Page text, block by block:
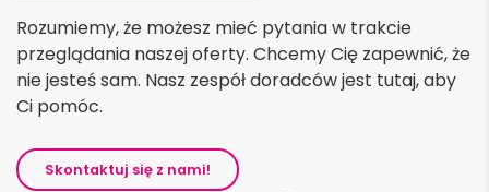
Rozumiemy, że możesz mieć pytania w trakcie
przeglądania naszej oferty. Chcemy Cię zapewnić, że
nie jesteś sam. Nasz zespół doradców jest tutaj, aby
Ci pomóc.
Skontaktuj się z nami!